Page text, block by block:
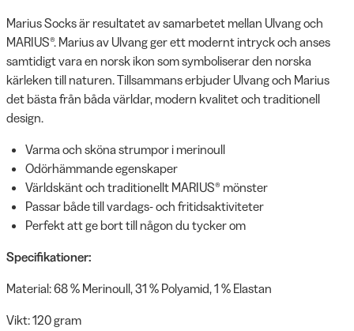
Marius Socks är resultatet av samarbetet mellan Ulvang och
MARIUS®. Marius av Ulvang ger ett modernt intryck och anses
samtidigt vara en norsk ikon som symboliserar den norska
kärleken till naturen. Tillsammans erbjuder Ulvang och Marius
det bästa från båda världar, modern kvalitet och traditionell
design.
Varma och sköna strumpor i merinoull
Odörhämmande egenskaper
Världskänt och traditionellt MARIUS® mönster
Passar både till vardags- och fritidsaktiviteter
Perfekt att ge bort till någon du tycker om
Specifikationer:
Material: 68 % Merinoull, 31 % Polyamid, 1 % Elastan
Vikt: 120 gram